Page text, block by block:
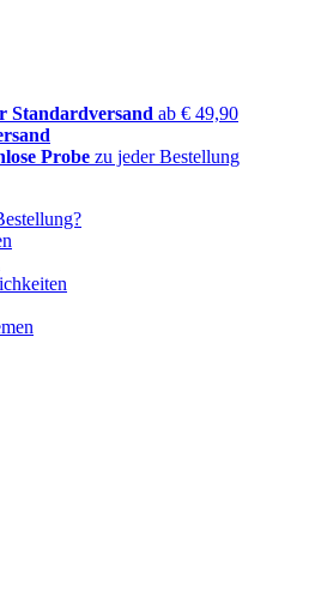
Standardversand ab € 49,90
Probe zu jeder Bestellung